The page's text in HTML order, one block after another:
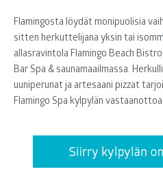
Flamingosta löydät monipuolisia
sitten herkuttelijana yksin tai
allasravintola Flamingo Beach
Bar Spa & saunamaailmassa.
uuniperunat ja artesaani pizzat
Flamingo Spa kylpylän